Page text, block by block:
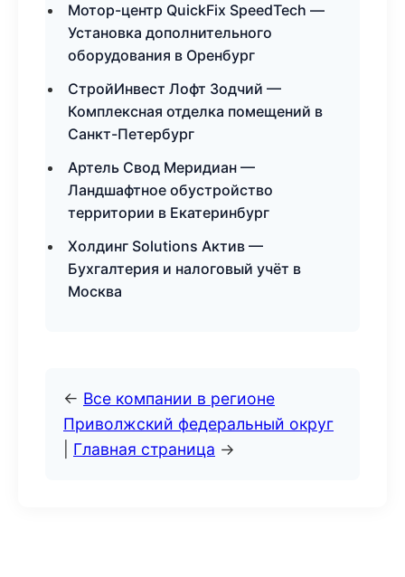
Мотор-центр QuickFix SpeedTech —
Установка дополнительного
оборудования в Оренбург
СтройИнвест Лофт Зодчий —
Комплексная отделка помещений в
Санкт-Петербург
Артель Свод Меридиан —
Ландшафтное обустройство
территории в Екатеринбург
Холдинг Solutions Актив —
Бухгалтерия и налоговый учёт в
Москва
← Все компании в регионе
Приволжский федеральный округ
Главная страница →